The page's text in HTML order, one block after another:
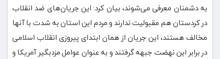
به دشمنان معرفی می‌شوند، بیان کرد: این جریان‌های ضد انقلاب
در کردستان هم مقبولیت ندارند و مردم این استان به شدت با آنها
مخالف هستند، این جریان از همان ابتدای پیروزی انقلاب اسلامی
در برابر این نهضت جبهه گرفتند و به عنوان عوامل مزدبگیر آمریکا و